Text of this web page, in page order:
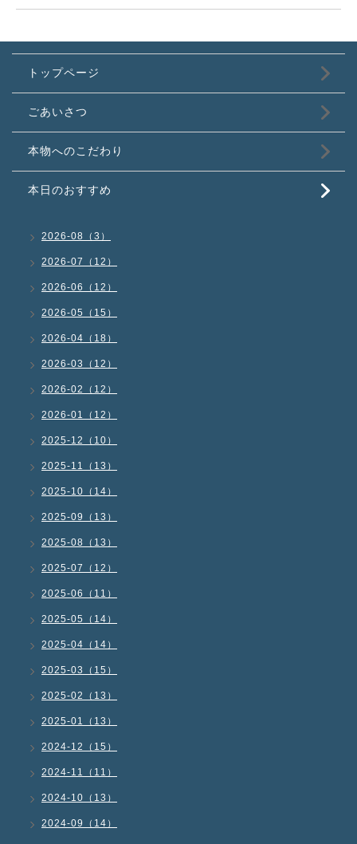
トップページ
ごあいさつ
本物へのこだわり
本日のおすすめ
2026-08（3）
2026-07（12）
2026-06（12）
2026-05（15）
2026-04（18）
2026-03（12）
2026-02（12）
2026-01（12）
2025-12（10）
2025-11（13）
2025-10（14）
2025-09（13）
2025-08（13）
2025-07（12）
2025-06（11）
2025-05（14）
2025-04（14）
2025-03（15）
2025-02（13）
2025-01（13）
2024-12（15）
2024-11（11）
2024-10（13）
2024-09（14）